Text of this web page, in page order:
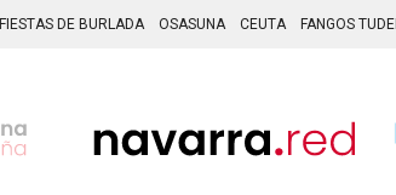
FIESTAS DE BURLADA OSASUNA CEUTA FANGOS